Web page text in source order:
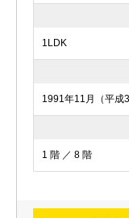
1LDK
1991年11月（平成3
1 階 ／ 8 階